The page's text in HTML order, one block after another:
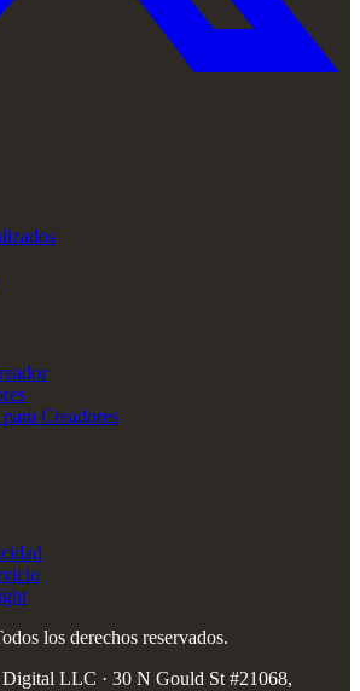
Creadores
los derechos reservados.
Digital LLC · 30 N Gould St #21068,